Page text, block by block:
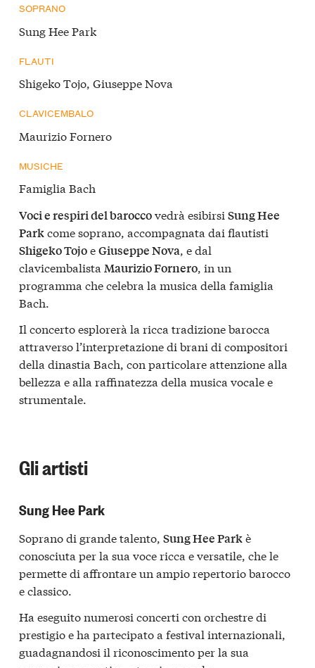
SOPRANO
Sung Hee Park
FLAUTI
Shigeko Tojo, Giuseppe Nova
CLAVICEMBALO
Maurizio Fornero
MUSICHE
Famiglia Bach
Voci e respiri del baroccovedrà esibirsi Sung Hee
Parkcome soprano, accompagnata dai flautisti
Shigeko TojoeGiuseppe Nova, e dal
clavicembalista Maurizio Fornero, in un
programma che celebra la musica della famiglia
Bach.
Il concerto esplorerà la ricca tradizione barocca
attraverso l’interpretazione di brani di compositori
della dinastia Bach, con particolare attenzione alla
bellezza e alla raffinatezza della musica vocale e
strumentale.
Gli artisti
Sung Hee Park
Soprano di grande talento, Sung Hee Parkè
conosciuta per la sua voce ricca e versatile, che le
permette di affrontare un ampio repertorio barocco
e classico.
Ha eseguito numerosi concerti con orchestre di
prestigio e ha partecipato a festival internazionali,
guadagnandosi il riconoscimento per la sua